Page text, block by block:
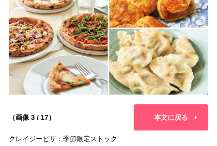
（画像 3 / 17） 本文に戻る
クレイジーピザ：季節限定ストック